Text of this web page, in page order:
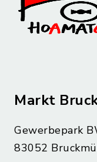
Markt
Gewerbepark
83052